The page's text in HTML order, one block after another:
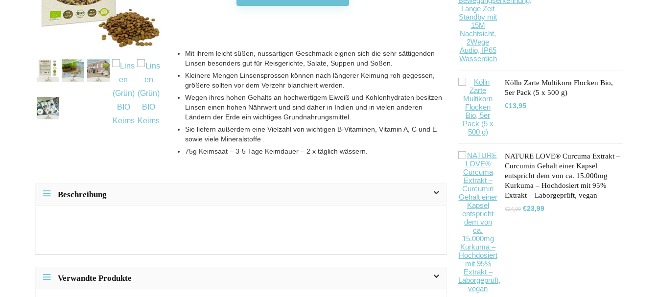
Mit ihrem leicht süßen, nussartigen Geschmack eignen sich die sehr sättigenden
Linsen besonders gut für Reisgerichte, Salate, Suppen und Soßen.
Kleinere Mengen Linsensprossen können nach längerer Keimung roh gegessen,
größere sollten vor dem Verzehr blanchiert werden.
Wegen ihres hohen Gehalts an hochwertigem Eiweiß und Kohlenhydraten besitzen
Linsen einen hohen Nährwert und sind daher in Indien und in vielen anderen
Ländern der Erde ein wichtiges Grundnahrungsmittel.
Sie liefern außerdem eine Vielzahl von wichtigen B-Vitaminen, Vitamin A, C und E
sowie viele Mineralstoffe .
75g Keimsaat – 3-5 Tage Keimdauer – 2 x täglich wässern.
Beschreibung
Verwandte Produkte
Kölln Zarte Multikorn Flocken Bio,
5er Pack (5 x 500 g)
€13,95
NATURE LOVE® Curcuma Extrakt –
Curcumin Gehalt einer Kapsel
entspricht dem von ca. 15.000mg
Kurkuma – Hochdosiert mit 95%
Extrakt – Laborgeprüft, vegan
€24,99 Ursprünglicher
€23,99Aktueller